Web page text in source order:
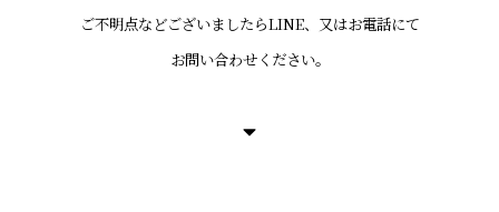
ご不明点などございましたらLINE、又はお電話にて
お問い合わせください。